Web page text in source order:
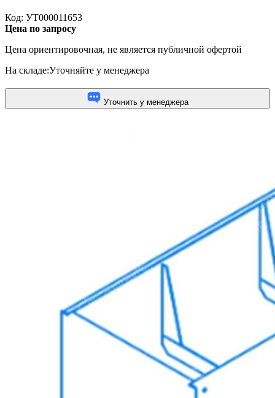
Код: УТ000011653
Цена по запросу
Цена ориентировочная, не является публичной офертой
На складе:Уточняйте у менеджера
Уточнить у менеджера